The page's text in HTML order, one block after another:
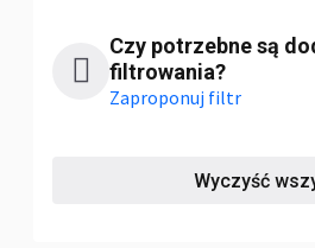
Czy potrzebne są
filtrowania?
Zaproponuj filtr
Wyczyść